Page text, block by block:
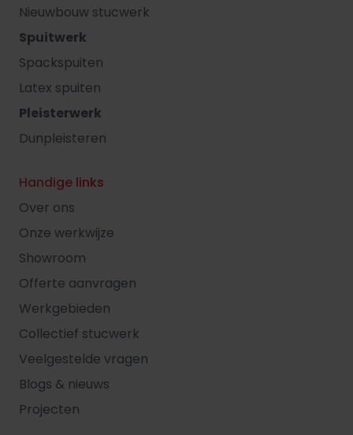
Nieuwbouw stucwerk
Spuitwerk
Spackspuiten
Latex spuiten
Pleisterwerk
Dunpleisteren
Handige links
Over ons
Onze werkwijze
Showroom
Offerte aanvragen
Werkgebieden
Collectief stucwerk
Veelgestelde vragen
Blogs & nieuws
Projecten